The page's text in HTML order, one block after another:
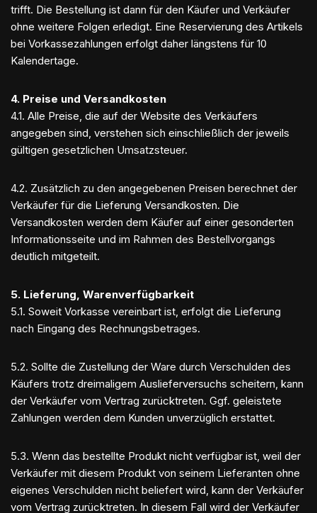
trifft. Die Bestellung ist dann für den Käufer und Verkäufer
ohne weitere Folgen erledigt. Eine Reservierung des Artikels
bei Vorkassezahlungen erfolgt daher längstens für 10
Kalendertage.
4. Preise und Versandkosten
4.1. Alle Preise, die auf der Website des Verkäufers
angegeben sind, verstehen sich einschließlich der jeweils
gültigen gesetzlichen Umsatzsteuer.
4.2. Zusätzlich zu den angegebenen Preisen berechnet der
Verkäufer für die Lieferung Versandkosten. Die
Versandkosten werden dem Käufer auf einer gesonderten
Informationsseite und im Rahmen des Bestellvorgangs
deutlich mitgeteilt.
5. Lieferung, Warenverfügbarkeit
5.1. Soweit Vorkasse vereinbart ist, erfolgt die Lieferung
nach Eingang des Rechnungsbetrages.
5.2. Sollte die Zustellung der Ware durch Verschulden des
Käufers trotz dreimaligem Auslieferversuchs scheitern, kann
der Verkäufer vom Vertrag zurücktreten. Ggf. geleistete
Zahlungen werden dem Kunden unverzüglich erstattet.
5.3. Wenn das bestellte Produkt nicht verfügbar ist, weil der
Verkäufer mit diesem Produkt von seinem Lieferanten ohne
eigenes Verschulden nicht beliefert wird, kann der Verkäufer
vom Vertrag zurücktreten. In diesem Fall wird der Verkäufer